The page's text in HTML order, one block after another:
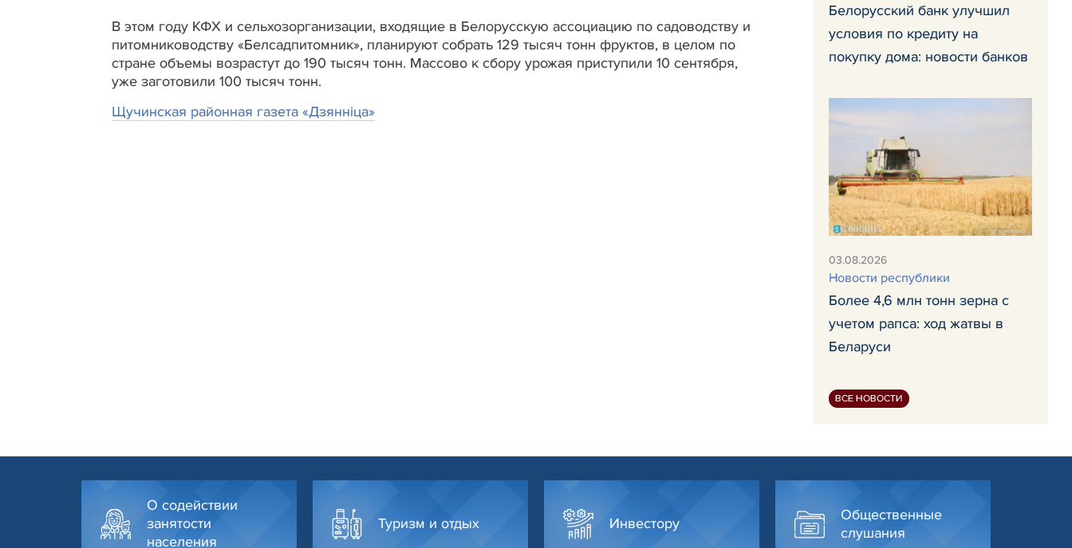
В этом году КФХ и сельхозорганизации, входящие в Белорусскую ассоциацию по садоводству и
питомниководству «Белсадпитомник», планируют собрать 129 тысяч тонн фруктов, в целом по
стране объемы возрастут до 190 тысяч тонн. Массово к сбору урожая приступили 10 сентября,
уже заготовили 100 тысяч тонн.
Щучинская районная газета «Дзяннiца»
Белорусский банк улучшил
условия по кредиту на
покупку дома: новости банков
03.08.2026
Новости республики
Более 4,6 млн тонн зерна с
учетом рапса: ход жатвы в
Беларуси
ВСЕ НОВОСТИ
О содействии
занятости
населения
Туризм и отдых Инвестору
Общественные
слушания